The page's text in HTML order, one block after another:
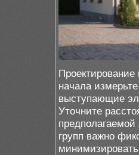
начала
выступающие
Уточните
групп важно